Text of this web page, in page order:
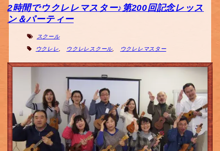
2時間でウクレレマスター♪第200回記念レッス
ン＆パーティー
スクール
ウクレレ, ウクレレスクール, ウクレレマスター